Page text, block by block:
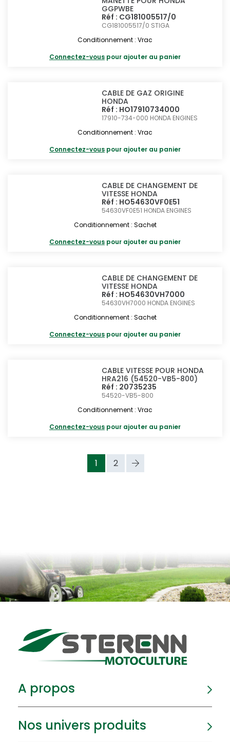
GGPWBE
Réf : CG181005517/0
CG181005517/0 STIGA
Conditionnement : Vrac
Connectez-vous pour ajouter au panier
CABLE DE GAZ ORIGINE
HONDA
Réf : HO17910734000
17910-734-000 HONDA ENGINES
Conditionnement : Vrac
Connectez-vous pour ajouter au panier
CABLE DE CHANGEMENT DE
VITESSE HONDA
Réf : HO54630VF0E51
54630VF0E51 HONDA ENGINES
Conditionnement : Sachet
Connectez-vous pour ajouter au panier
CABLE DE CHANGEMENT DE
VITESSE HONDA
Réf : HO54630VH7000
54630VH7000 HONDA ENGINES
Conditionnement : Sachet
Connectez-vous pour ajouter au panier
CABLE VITESSE POUR HONDA
HRA216 (54520-VB5-800)
Réf : 20735235
54520-VB5-800
Conditionnement : Vrac
Connectez-vous pour ajouter au panier
1 2
A propos
Nos univers produits